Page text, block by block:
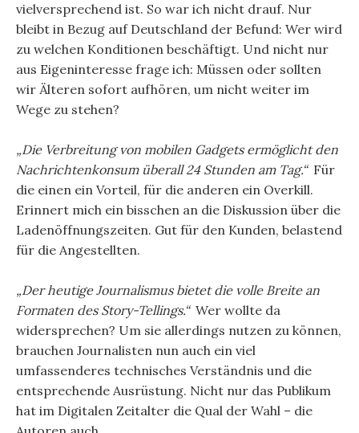
vielversprechend ist. So war ich nicht drauf. Nur
bleibt in Bezug auf Deutschland der Befund: Wer wird
zu welchen Konditionen beschäftigt. Und nicht nur
aus Eigeninteresse frage ich: Müssen oder sollten
wir Älteren sofort aufhören, um nicht weiter im
Wege zu stehen?
„Die Verbreitung von mobilen Gadgets ermöglicht den
Nachrichtenkonsum überall 24 Stunden am Tag.“Für
die einen ein Vorteil, für die anderen ein Overkill.
Erinnert mich ein bisschen an die Diskussion über die
Ladenöffnungszeiten. Gut für den Kunden, belastend
für die Angestellten.
„Der heutige Journalismus bietet die volle Breite an
Formaten des Story-Tellings.“Wer wollte da
widersprechen? Um sie allerdings nutzen zu können,
brauchen Journalisten nun auch ein viel
umfassenderes technisches Verständnis und die
entsprechende Ausrüstung. Nicht nur das Publikum
hat im Digitalen Zeitalter die Qual der Wahl – die